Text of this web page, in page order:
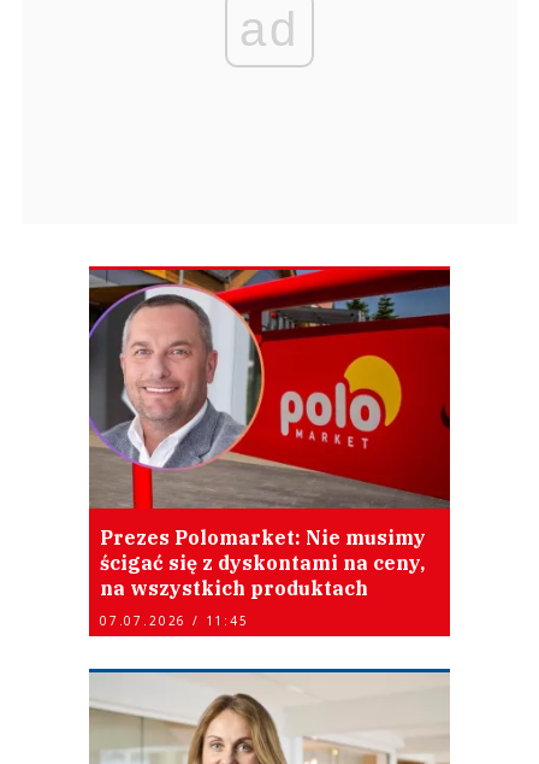
ad
Prezes Polomarket: Nie musimy
ścigać się z dyskontami na ceny,
na wszystkich produktach
07.07.2026 / 11:45